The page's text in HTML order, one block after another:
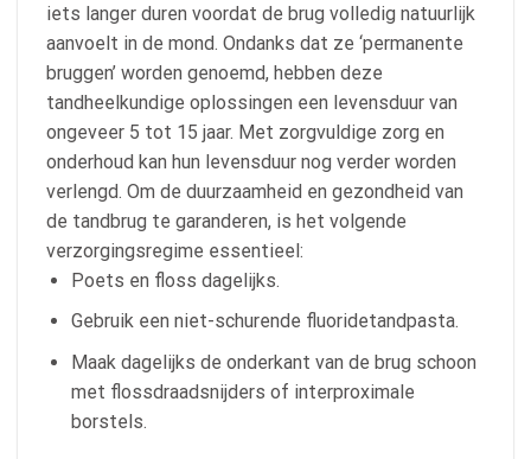
iets langer duren voordat de brug volledig natuurlijk
aanvoelt in de mond. Ondanks dat ze ‘permanente
bruggen’ worden genoemd, hebben deze
tandheelkundige oplossingen een levensduur van
ongeveer 5 tot 15 jaar. Met zorgvuldige zorg en
onderhoud kan hun levensduur nog verder worden
verlengd. Om de duurzaamheid en gezondheid van
de tandbrug te garanderen, is het volgende
verzorgingsregime essentieel:
Poets en floss dagelijks.
Gebruik een niet-schurende fluoridetandpasta.
Maak dagelijks de onderkant van de brug schoon
met flossdraadsnijders of interproximale
borstels.